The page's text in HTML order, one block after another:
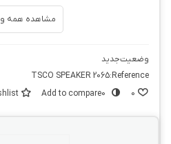
مشاهده همه
وضعیتجدید
Reference:
TSCO SPEAKER 2065
0
Add to compare0